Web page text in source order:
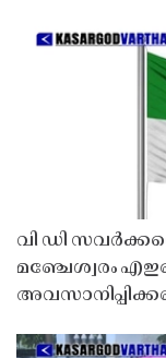
വി ഡി
മഞ്ചേശ്വരം